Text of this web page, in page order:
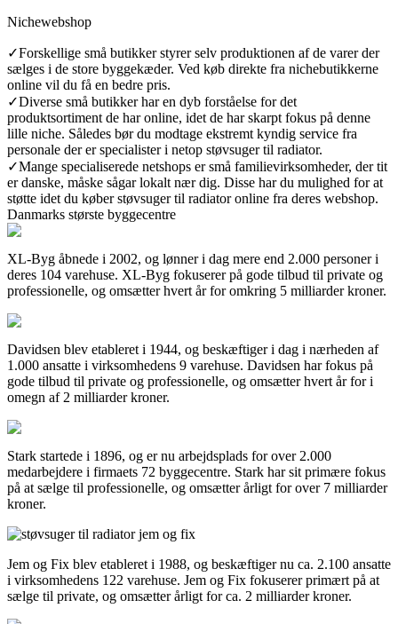
Nichewebshop
✓Forskellige små butikker styrer selv produktionen af de varer der
sælges i de store byggekæder. Ved køb direkte fra nichebutikkerne
online vil du få en bedre pris.
✓Diverse små butikker har en dyb forståelse for det
produktsortiment de har online, idet de har skarpt fokus på denne
lille niche. Således bør du modtage ekstremt kyndig service fra
personale der er specialister i netop støvsuger til radiator.
✓Mange specialiserede netshops er små familievirksomheder, der tit
er danske, måske sågar lokalt nær dig. Disse har du mulighed for at
støtte idet du køber støvsuger til radiator online fra deres webshop.
Danmarks største byggecentre
XL-Byg åbnede i 2002, og lønner i dag mere end 2.000 personer i
deres 104 varehuse. XL-Byg fokuserer på gode tilbud til private og
professionelle, og omsætter hvert år for omkring 5 milliarder kroner.
Davidsen blev etableret i 1944, og beskæftiger i dag i nærheden af
1.000 ansatte i virksomhedens 9 varehuse. Davidsen har fokus på
gode tilbud til private og professionelle, og omsætter hvert år for i
omegn af 2 milliarder kroner.
Stark startede i 1896, og er nu arbejdsplads for over 2.000
medarbejdere i firmaets 72 byggecentre. Stark har sit primære fokus
på at sælge til professionelle, og omsætter årligt for over 7 milliarder
kroner.
Jem og Fix blev etableret i 1988, og beskæftiger nu ca. 2.100 ansatte
i virksomhedens 122 varehuse. Jem og Fix fokuserer primært på at
sælge til private, og omsætter årligt for ca. 2 milliarder kroner.